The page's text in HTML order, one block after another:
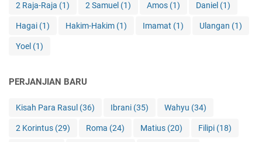
2 Raja-Raja (1) 2 Samuel (1) Amos (1) Daniel (1)
Hagai (1) Hakim-Hakim (1) Imamat (1) Ulangan (1)
Yoel (1)
PERJANJIAN BARU
Kisah Para Rasul (36) Ibrani (35) Wahyu (34)
2 Korintus (29) Roma (24) Matius (20) Filipi (18)